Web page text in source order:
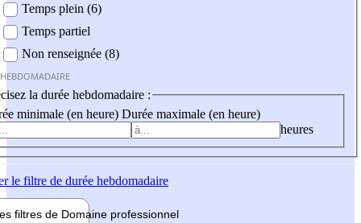
Temps plein (6)
Temps partiel
Non renseignée (8)
la durée hebdomadaire :
minimale (en heure) Durée maximale (en heure)
heures
le filtre de durée hebdomadaire
filtres de Domaine professionnel